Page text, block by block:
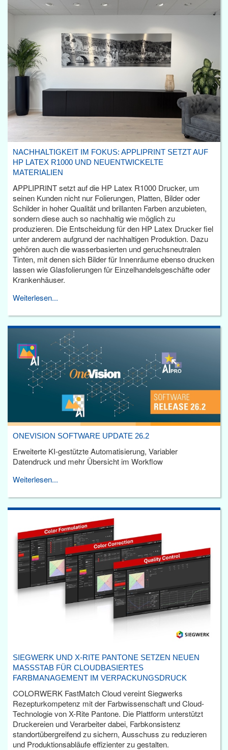
NACHHALTIGKEIT IM FOKUS: APPLIPRINT SETZT AUF
HP LATEX R1000 UND NEUENTWICKELTE
MATERIALIEN
APPLIPRINT setzt auf die HP Latex R1000 Drucker, um
seinen Kunden nicht nur Folierungen, Platten, Bilder oder
Schilder in hoher Qualität und brillanten Farben anzubieten,
sondern diese auch so nachhaltig wie möglich zu
produzieren. Die Entscheidung für den HP Latex Drucker fiel
unter anderem aufgrund der nachhaltigen Produktion. Dazu
gehören auch die wasserbasierten und geruchsneutralen
Tinten, mit denen sich Bilder für Innenräume ebenso drucken
lassen wie Glasfolierungen für Einzelhandelsgeschäfte oder
Krankenhäuser.
Weiterlesen...
ONEVISION SOFTWARE UPDATE 26.2
Erweiterte KI-gestützte Automatisierung, Variabler
Datendruck und mehr Übersicht im Workflow
Weiterlesen...
SIEGWERK UND X-RITE PANTONE SETZEN NEUEN
MASSSTAB FÜR CLOUDBASIERTES F
ARBMANAGEMENT IM VERPACKUNGSDRUCK
COLORWERK FastMatch Cloud vereint Siegwerks
Rezepturkompetenz mit der Farbwissenschaft und Cloud-
Technologie von X-Rite Pantone. Die Plattform unterstützt
Druckereien und Verarbeiter dabei, Farbkonsistenz
standortübergreifend zu sichern, Ausschuss zu reduzieren
und Produktionsabläufe effizienter zu gestalten.